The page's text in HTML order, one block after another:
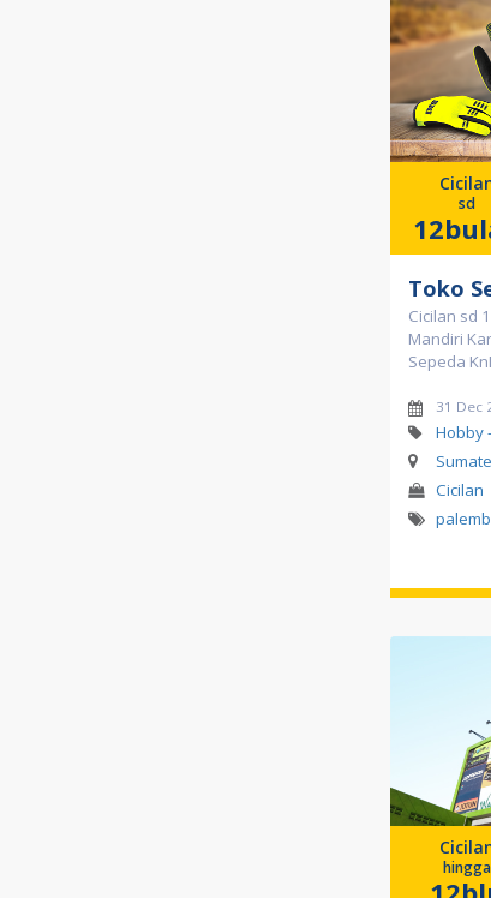
sd
Toko
Cicilan sd
Mandiri
Sepeda
31 Dec
Hobby
Cicilan
hingga